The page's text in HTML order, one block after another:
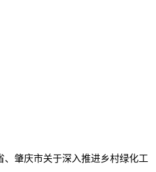
、肇庆市关于深入推进乡村绿化工